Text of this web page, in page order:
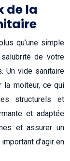
de la
qu’une simple
de votre
Un vide sanitaire
la moiteur, ce qui
structurels et
et adaptée
et assurer un
d’agir en